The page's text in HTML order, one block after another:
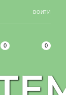
ВОЙТИ
0 0